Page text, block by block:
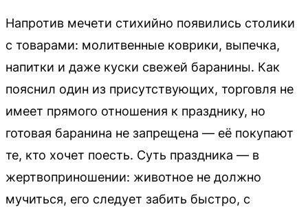
Напротив мечети стихийно появились столики
с товарами: молитвенные коврики, выпечка,
напитки и даже куски свежей баранины. Как
пояснил один из присутствующих, торговля не
имеет прямого отношения к празднику, но
готовая баранина не запрещена — её покупают
те, кто хочет поесть. Суть праздника — в
жертвоприношении: животное не должно
мучиться, его следует забить быстро, с